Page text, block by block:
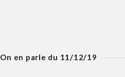
On en parle du 11/12/19